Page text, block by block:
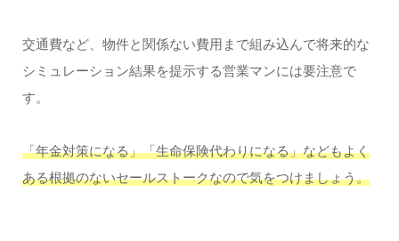
交通費など、物件と関係ない費用まで組み込んで将来的な
シミュレーション結果を提示する営業マンには要注意で
す。
「年金対策になる」「生命保険代わりになる」などもよく
ある根拠のないセールストークなので気をつけましょう。